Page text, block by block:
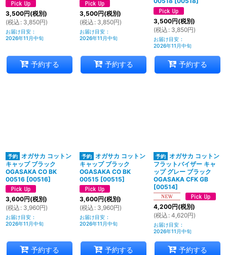
3,500円(税別)
(税込 : 3,850円)
お届け目安 :
2026年11月中旬
予約する
3,500円(税別)
(税込 : 3,850円)
お届け目安 :
2026年11月中旬
予約する
3,500円(税別)
(税込 : 3,850円)
お届け目安 :
2026年11月中旬
予約する
オガサカ コットン
キャップ ブラック
OGASAKA CO BK
00516 [00516]
3,600円(税別)
(税込 : 3,960円)
お届け目安 :
2026年11月中旬
予約する
オガサカ コットン
キャップ ブラック
OGASAKA CO BK
00515 [00515]
3,600円(税別)
(税込 : 3,960円)
お届け目安 :
2026年11月中旬
予約する
オガサカ コットン
フラットバイザー キャ
ップ グレー ブラック
OGASAKA CFK GB
[00514]
4,200円(税別)
(税込 : 4,620円)
お届け目安 :
2026年11月中旬
予約する